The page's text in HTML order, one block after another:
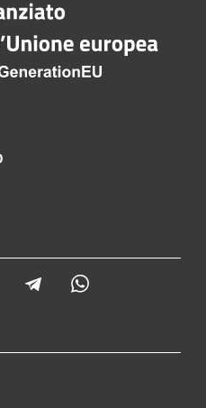
LinkedIn Telegram